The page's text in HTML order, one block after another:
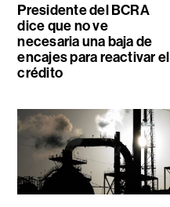
Presidente del BCRA
dice que no ve
necesaria una baja de
encajes para reactivar el
crédito